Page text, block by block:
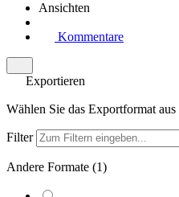
Ansichten
Kommentare
Exportieren
Wählen Sie das Exportformat
Filter
Andere Formate (1)